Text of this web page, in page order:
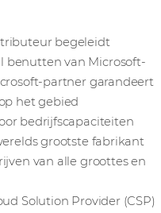
begeleidt
benutten van Microsoft-
partner garandeert
het gebied
bedrijfscapaciteiten
grootste fabrikant
van alle groottes en
Solution Provider (CSP)